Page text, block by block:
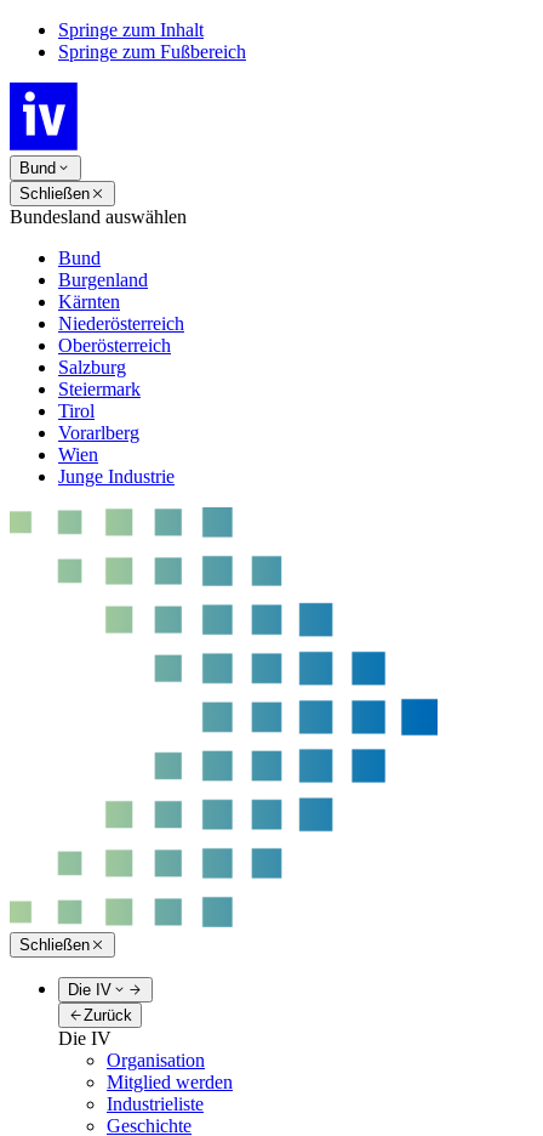
Springe zum Inhalt
Springe zum Fußbereich
Bund
Schließen
Bundesland auswählen
Bund
Burgenland
Kärnten
Niederösterreich
Oberösterreich
Salzburg
Steiermark
Tirol
Vorarlberg
Wien
Junge Industrie
Schließen
Die IV
Zurück
Die IV
Organisation
Mitglied werden
Industrieliste
Geschichte